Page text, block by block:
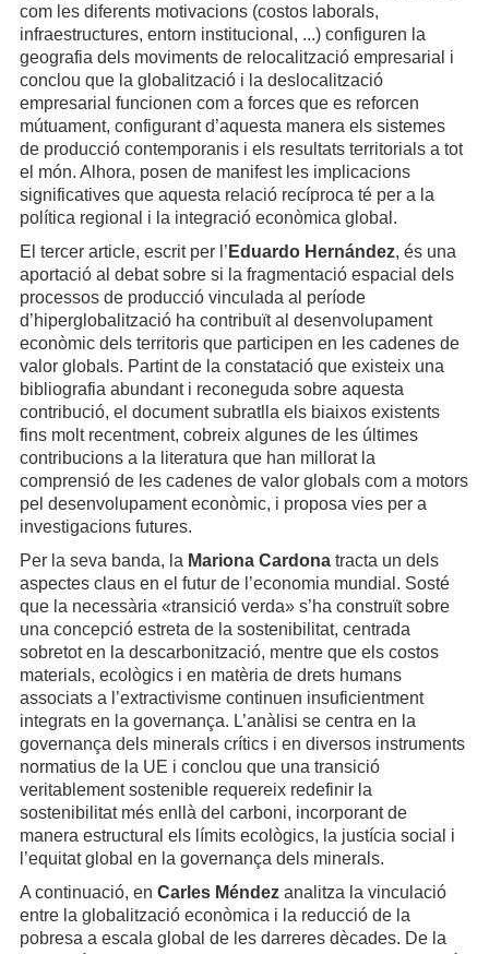
com les diferents motivacions (costos laborals,
infraestructures, entorn institucional, ...) configuren la
geografia dels moviments de relocalització empresarial i
conclou que la globalització i la deslocalització
empresarial funcionen com a forces que es reforcen
mútuament, configurant d’aquesta manera els sistemes
de producció contemporanis i els resultats territorials a tot
el món. Alhora, posen de manifest les implicacions
significatives que aquesta relació recíproca té per a la
política regional i la integració econòmica global.
El tercer article, escrit per l’ Eduardo Hernández, és una
aportació al debat sobre si la fragmentació espacial dels
processos de producció vinculada al període
d’hiperglobalització ha contribuït al desenvolupament
econòmic dels territoris que participen en les cadenes de
valor globals. Partint de la constatació que existeix una
bibliografia abundant i reconeguda sobre aquesta
contribució, el document subratlla els biaixos existents
fins molt recentment, cobreix algunes de les últimes
contribucions a la literatura que han millorat la
comprensió de les cadenes de valor globals com a motors
pel desenvolupament econòmic, i proposa vies per a
investigacions futures.
Per la seva banda, la Mariona Cardonatracta un dels
aspectes claus en el futur de l’economia mundial. Sosté
que la necessària «transició verda» s’ha construït sobre
una concepció estreta de la sostenibilitat, centrada
sobretot en la descarbonització, mentre que els costos
materials, ecològics i en matèria de drets humans
associats a l’extractivisme continuen insuficientment
integrats en la governança. L’anàlisi se centra en la
governança dels minerals crítics i en diversos instruments
normatius de la UE i conclou que una transició
veritablement sostenible requereix redefinir la
sostenibilitat més enllà del carboni, incorporant de
manera estructural els límits ecològics, la justícia social i
l’equitat global en la governança dels minerals.
A continuació, en Carles Méndezanalitza la vinculació
entre la globalització econòmica i la reducció de la
pobresa a escala global de les darreres dècades. De la